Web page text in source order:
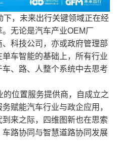
下，未来出行关键领域正在经
无论是汽车产业OEM厂
科技公司，亦或政府管理部
车智能的基础上，所有行业
、路、人整个系统中去思考
的位置服务提供商，自成立之
赋能汽车行业与政企应用，
来之际，四维图新也在思索
路协同与智慧道路协同发展